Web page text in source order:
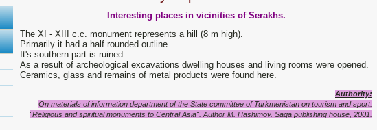
Interesting places in vicinities of Serakhs.
The XI - XIII c.c. monument represents a hill (8 m high).
Primarily it had a half rounded outline.
It's southern part is ruined.
As a result of archeological excavations dwelling houses and living rooms were opened.
Ceramics, glass and remains of metal products were found here.
Authority:
On materials of information department of the State committee of Turkmenistan on tourism and sport.
"Religious and spiritual monuments to Central Asia". Author M. Hashimov. Saga publishing house, 2001.